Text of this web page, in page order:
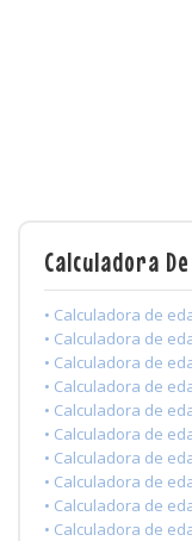
Calculadora
• Calculadora de
• Calculadora de
• Calculadora de
• Calculadora de
• Calculadora de
• Calculadora de
• Calculadora de
• Calculadora de
• Calculadora de
• Calculadora de